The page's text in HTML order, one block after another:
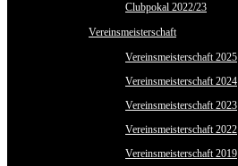
Clubpokal 2022/23
Vereinsmeisterschaft
Vereinsmeisterschaft 2025
Vereinsmeisterschaft 2024
Vereinsmeisterschaft 2023
Vereinsmeisterschaft 2022
Vereinsmeisterschaft 2019